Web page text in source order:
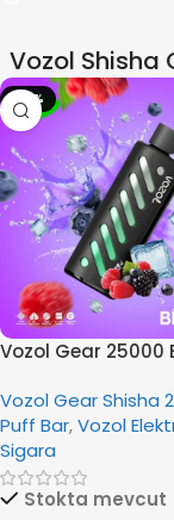
Vozol Shisha
-14%
Vozol Gear 25000
Vozol Gear Shisha
Puff Bar,Vozol
Sigara
Stokta mevcut